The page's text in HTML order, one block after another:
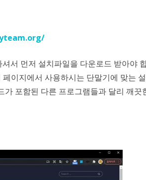
서 먼저 설치파일을 다운로드 받아야
이지에서 사용하시는 단말기에 맞는
포함된 다른 프로그램들과 달리 깨끗